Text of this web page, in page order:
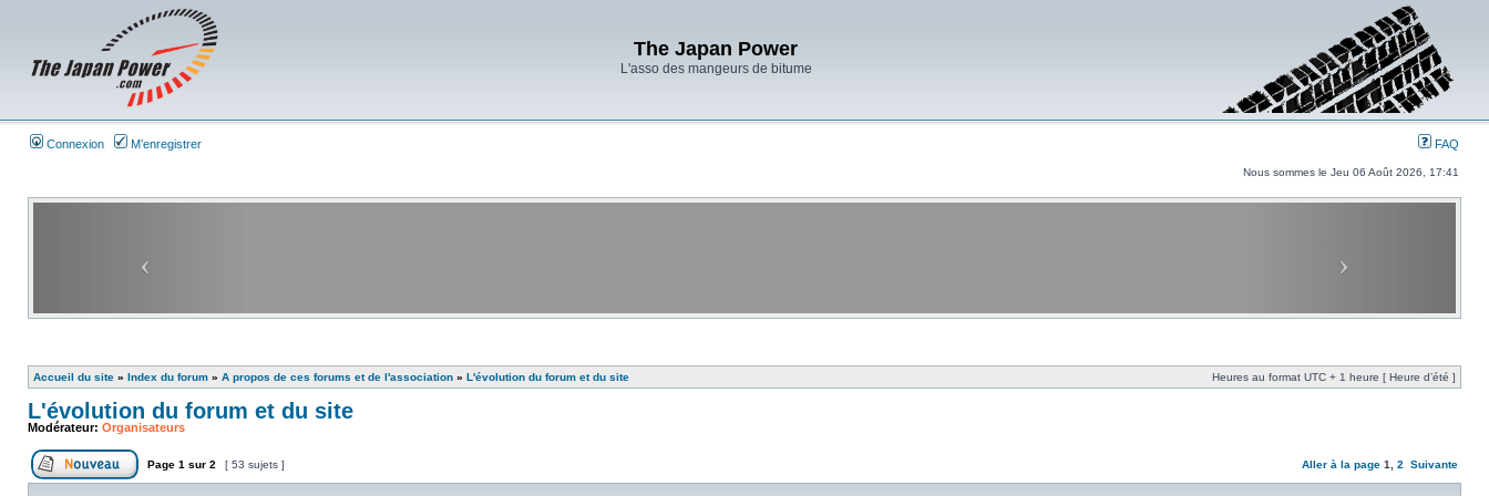
The Japan Power
L'asso des mangeurs de bitume
Connexion M’enregistrer FAQ
Nous sommes le Jeu 06 Août 2026, 17:41
Accueil du site » Index du forum » A propos de ces forums et de l'association » L'évolution du forum et du site Heures au format UTC + 1 heure [ Heure d’été ]
L'évolution du forum et du site
Modérateur: Organisateurs
Page 1 sur 2 [ 53 sujets ] Aller à la page 1 2 Suivante